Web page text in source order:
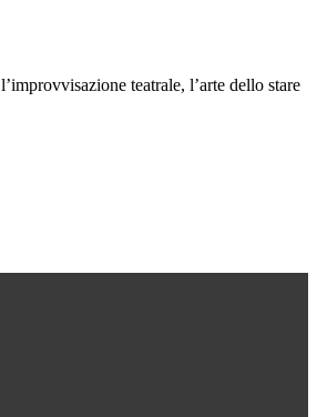
teatrale, l’arte dello stare